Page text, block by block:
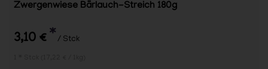
Zwergenwiese Bärlauch-Streich 180g
3,10 € * / Stck